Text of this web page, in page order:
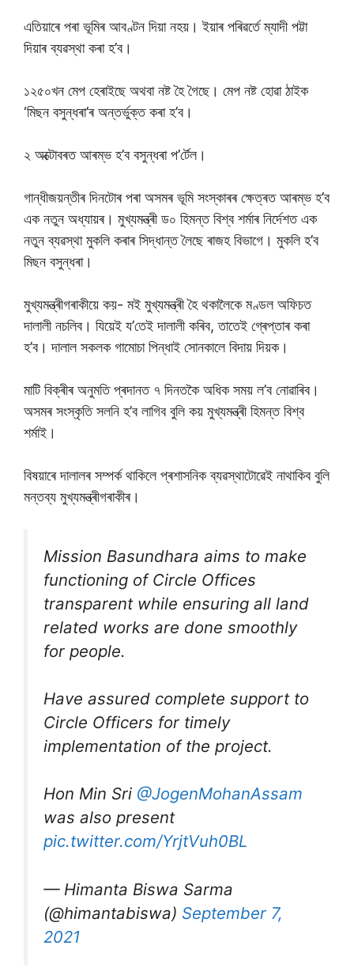
এতিয়াৰে পৰা ভূমিৰ আবণ্টন দিয়া নহয়। ইয়াৰ পৰিৱৰ্তে ম্যাদী পট্টা
দিয়াৰ ব্যৱস্থা কৰা হ’ব।
১২৫০খন মেপ হেৰাইছে অথবা নষ্ট হৈ গৈছে। মেপ নষ্ট হোৱা ঠাইক
‘মিছন বসুন্ধৰা’ৰ অন্তৰ্ভুক্ত কৰা হ’ব।
২ অক্টোবৰত আৰম্ভ হ’ব বসুন্ধৰা প’ৰ্টেল।
গান্ধীজয়ন্তীৰ দিনটোৰ পৰা অসমৰ ভূমি সংস্কাৰৰ ক্ষেত্ৰত আৰম্ভ হ’ব
এক নতুন অধ্যায়ৰ। মুখ্যমন্ত্ৰী ড০ হিমন্ত বিশ্ব শৰ্মাৰ নিৰ্দেশত এক
নতুন ব্যৱস্থা মুকলি কৰাৰ সিদ্ধান্ত লৈছে ৰাজহ বিভাগে। মুকলি হ’ব
মিছন বসুন্ধৰা।
মুখ্যমন্ত্ৰীগৰাকীয়ে কয়- মই মুখ্যমন্ত্ৰী হৈ থকালৈকে মণ্ডল অফিচত
দালালী নচলিব। যিয়েই য’তেই দালালী কৰিব, তাতেই গ্ৰেপ্তাৰ কৰা
হ’ব। দালাল সকলক গামোচা পিন্ধাই সোনকালে বিদায় দিয়ক।
মাটি বিক্ৰীৰ অনুমতি প্ৰদানত ৭ দিনতকৈ অধিক সময় ল’ব নোৱাৰিব।
অসমৰ সংস্কৃতি সলনি হ’ব লাগিব বুলি কয় মুখ্যমন্ত্ৰী হিমন্ত বিশ্ব
শৰ্মাই।
বিষয়াৰে দালালৰ সম্পৰ্ক থাকিলে প্ৰশাসনিক ব্যৱস্থাটোৱেই নাথাকিব বুলি
মন্তব্য মুখ্যমন্ত্ৰীগৰাকীৰ।
Mission Basundhara aims to make
functioning of Circle Offices
transparent while ensuring all land
related works are done smoothly
for people.
Have assured complete support to
Circle Officers for timely
implementation of the project.
Hon Min Sri @JogenMohanAssam
was also present
pic.twitter.com/YrjtVuh0BL
— Himanta Biswa Sarma
(@himantabiswa) September 7,
2021